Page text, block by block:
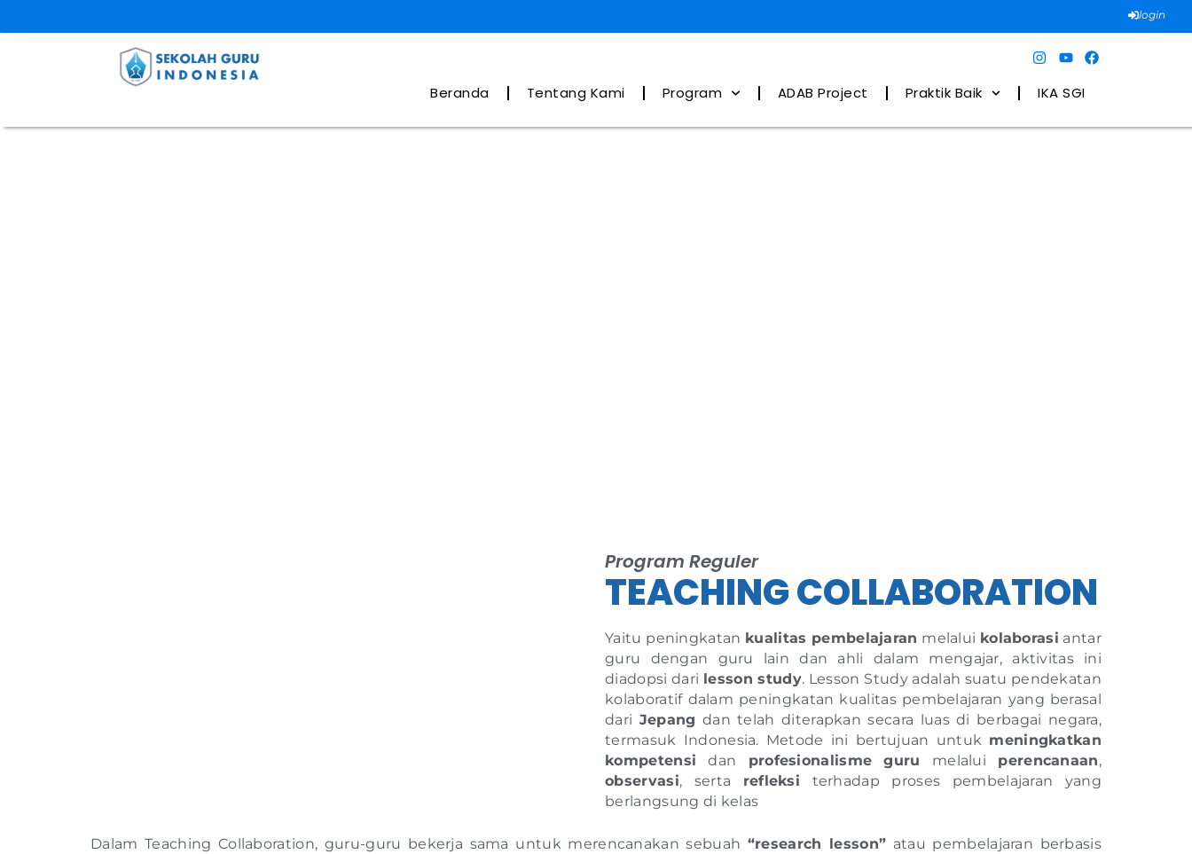
login
Beranda Tentang Kami Program ADAB Project Praktik Baik IKA SGI
Program Reguler
TEACHING COLLABORATION
Yaitu peningkatan kualitas pembelajaran melalui kolaborasi antar
guru dengan guru lain dan ahli dalam mengajar, aktivitas ini
diadopsi dari lesson study. Lesson Study adalah suatu pendekatan
kolaboratif dalam peningkatan kualitas pembelajaran yang berasal
dari Jepang dan telah diterapkan secara luas di berbagai negara,
termasuk Indonesia. Metode ini bertujuan untuk meningkatkan
kompetensi dan profesionalisme guru melalui perencanaan,
observasi, serta refleksi terhadap proses pembelajaran yang
berlangsung di kelas
Dalam Teaching Collaboration, guru-guru bekerja sama untuk merencanakan sebuah “research lesson” atau pembelajaran berbasis